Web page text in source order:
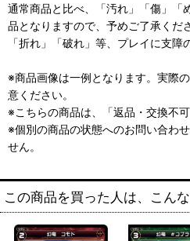
通常商品と比べ、「汚れ」「傷」「
品となりますので、予めご了承くだ
「折れ」「破れ」等、プレイに支障
※商品画像は一例となります。実際
意ください。
※こちらの商品は、「返品・交換不
※個別の商品の状態へのお問い合わ
せん。
この商品を買った人は、こん